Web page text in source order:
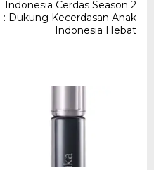
Indonesia Cerdas Season 2
: Dukung Kecerdasan Anak
Indonesia Hebat